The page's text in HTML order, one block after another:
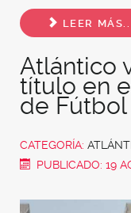
Share
LEER MÁS...
Atlántico
título en
de Fútbol
CATEGORÍA:
PUBLICADO: 19